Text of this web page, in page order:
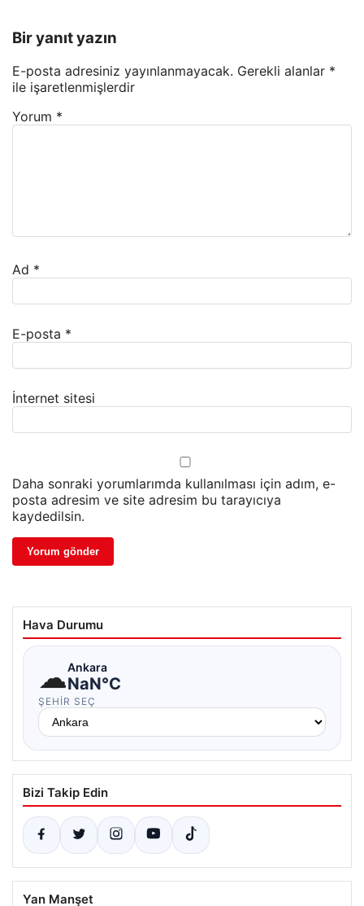
Bir yanıt yazın
E-posta adresiniz yayınlanmayacak. Gerekli alanlar *
ile işaretlenmişlerdir
Yorum *
Ad *
E-posta *
İnternet sitesi
Daha sonraki yorumlarımda kullanılması için adım, e-
posta adresim ve site adresim bu tarayıcıya
kaydedilsin.
Hava Durumu
☁Ankara
NaN°C
ŞEHIR SEÇ
Bizi Takip Edin
Yan Manşet